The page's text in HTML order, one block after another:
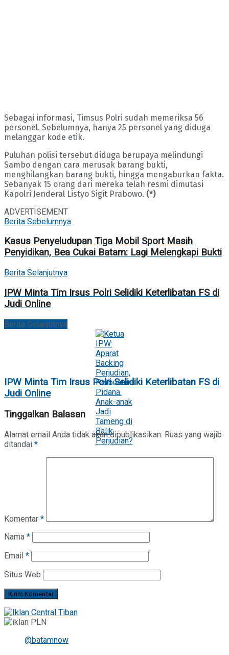
Sebagai informasi, Timsus Polri sudah memeriksa 56
personel. Sebelumnya, hanya 25 personel yang diduga
melanggar kode etik.
Puluhan polisi tersebut diduga berupaya melindungi
Sambo dengan cara merusak barang bukti,
menghilangkan barang bukti, hingga mengaburkan fakta.
Sebanyak 15 orang dari mereka telah resmi dimutasi
Kapolri Jenderal Listyo Sigit Prabowo. (*)
ADVERTISEMENT
Berita Sebelumnya
Kasus Penyeludupan Tiga Mobil Sport Masih
Penyidikan, Bea Cukai Batam: Lagi Melengkapi Bukti
Berita Selanjutnya
IPW Minta Tim Irsus Polri Selidiki Keterlibatan FS di
Judi Online
Berita Selanjutnya
IPW Minta Tim Irsus Polri Selidiki Keterlibatan FS di
Judi Online
Tinggalkan Balasan
Alamat email Anda tidak akan dipublikasikan. Ruas yang wajib
ditandai *
Komentar *
Nama *
Email *
Situs Web
@batamnow